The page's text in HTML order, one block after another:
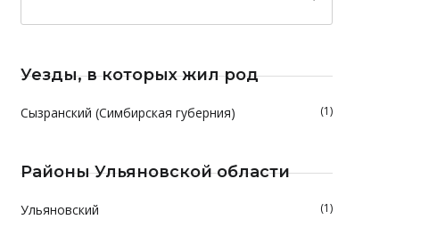
Уезды, в которых жил род
Сызранский (Симбирская губерния) (1)
Районы Ульяновской области
Ульяновский (1)